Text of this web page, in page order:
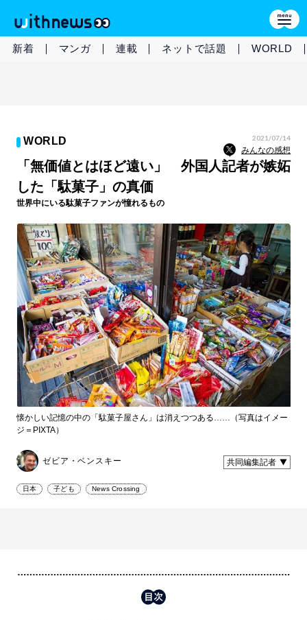
新着 マンガ 連載 ネットで話題 WORLD
WORLD 2021/07/14
みんなの感想
「無価値とはほど遠い」 外国人記者が嫉妬
した「駄菓子」の真価
世界中にいる駄菓子ファンが憧れるもの
懐かしい記憶の中の「駄菓子屋さん」は消えつつある……（写真はイメー
ジ＝PIXTA）
ゼビア・ベンスキー 共同編集記者
日本 子ども News Crossing